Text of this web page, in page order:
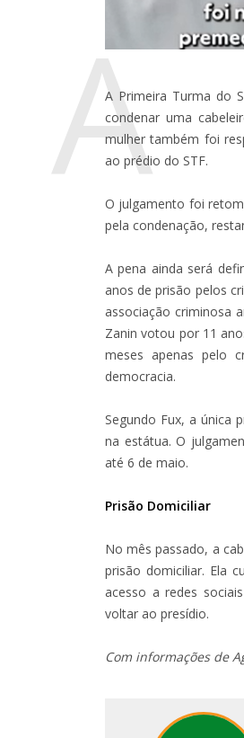
A
A Primeira Turma do
condenar uma
mulher também foi
ao prédio do STF.
O julgamento foi
pela condenação,
A pena ainda será
anos de prisão pelos
associação criminosa
Zanin votou por 11
meses apenas pelo
democracia.
Segundo Fux, a única
na estátua. O
até 6 de maio.
Prisão Domiciliar
No mês passado, a
prisão domiciliar. Ela
acesso a redes
voltar ao presídio.
Com informações de